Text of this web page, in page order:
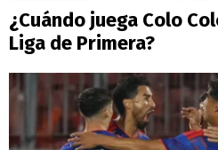
¿Cuándo juega Colo
Liga de Primera?